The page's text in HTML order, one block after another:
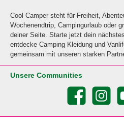
Cool Camper steht für Freiheit,
Wochenendtrip, Campingurlaub oder
deiner Seite. Starte jetzt dein
entdecke Camping Kleidung und
gemeinsam mit unseren starken
Unsere Communities
Facebook Instagram